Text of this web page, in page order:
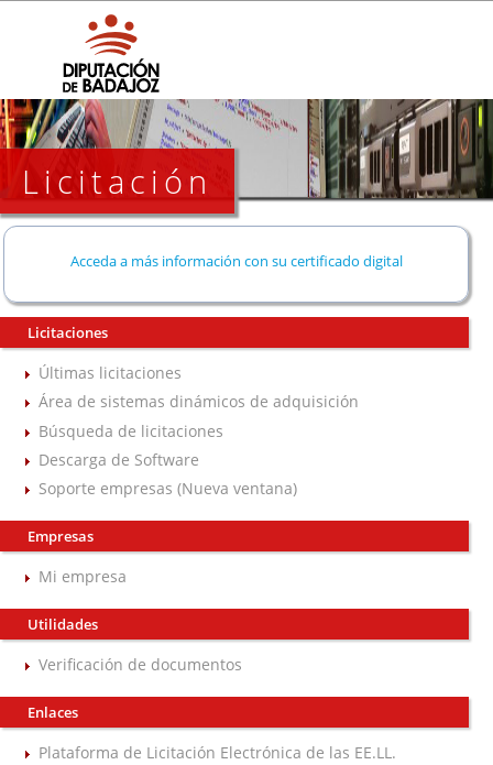
Licitación
Acceda a más información con su certificado digital
Licitaciones
Últimas licitaciones
Área de sistemas dinámicos de adquisición
Búsqueda de licitaciones
Descarga de Software
Soporte empresas (Nueva ventana)
Empresas
Mi empresa
Utilidades
Verificación de documentos
Enlaces
Plataforma de Licitación Electrónica de las EE.LL.